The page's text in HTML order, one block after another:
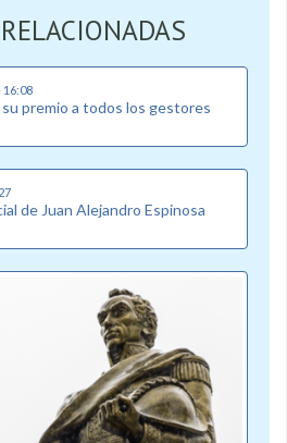
16:08
premio a todos los gestores
de Juan Alejandro Espinosa